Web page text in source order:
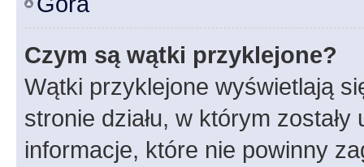
Czym są wątki przyklejone?
Wątki przyklejone wyświetlają
stronie działu, w którym
informacje, które nie powinny